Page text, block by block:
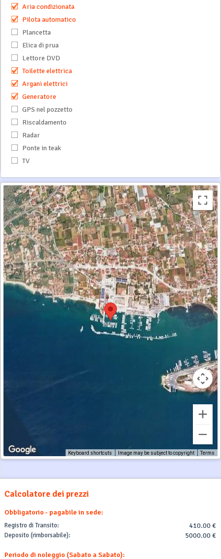
Aria condizionata
Pilota automatico
Plancetta
Elica di prua
Lettore DVD
Toilette elettrica
Argani elettrici
Generatore
GPS nel pozzetto
Riscaldamento
Radar
Ponte in teak
TV
Keyboard shortcuts Image may be subject to copyright Terms
Calcolatore dei prezzi
Obbligatorio - pagabile in sede:
Registro di Transito: 410.00 €
Deposito (rimborsabile): 5000.00 €
Periodo di noleggio (Sabato a Sabato):